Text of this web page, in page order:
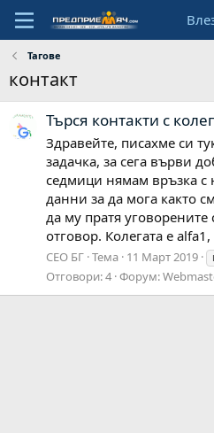
Тагове
контакт
Търся контакти с
Здравейте, писахме си
задачка, за сега върви
седмици нямам връзка с
данни за да мога както
да му пратя уговорените
отговор. Колегата е
СЕО БГ Тема 11 Март 2019
Отговори: 4 Форум: